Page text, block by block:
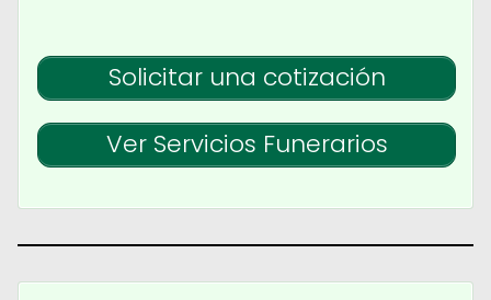
Solicitar una cotización
Ver Servicios Funerarios